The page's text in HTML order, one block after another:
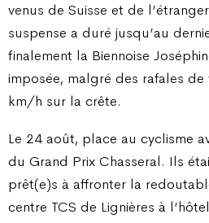
venus de Suisse et de
suspense a duré jusqu’au
finalement la Biennoise
imposée, malgré des rafales
km/h sur la crête.
Le 24 août, place au cyclisme
du Grand Prix Chasseral. Ils
prêt(e)s à affronter la
centre TCS de Lignières à